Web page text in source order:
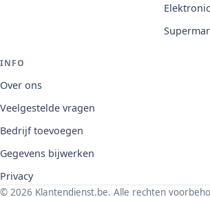
INFO
Over ons
Veelgestelde vragen
Bedrijf toevoegen
Gegevens bijwerken
Privacy
© 2026 Klantendienst.be. Alle rechten